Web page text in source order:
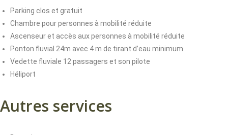
Parking clos et gratuit
Chambre pour personnes à mobilité réduite
Ascenseur et accès aux personnes à mobilité réduite
Ponton fluvial 24m avec 4 m de tirant d’eau minimum
Vedette fluviale 12 passagers et son pilote
Héliport
Autres services